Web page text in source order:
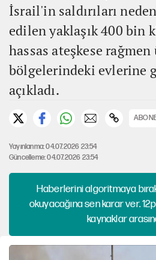
İsrail'in saldırıları
edilen yaklaşık 400 bin
hassas ateşkese
bölgelerindeki evlerine
açıkladı.
Yayınlanma: 04.07.2026 23:54
Güncelleme: 04.07.2026 23:54
Haberlerini algoritmaya
okuyacağına sen karar ver.
kaynaklar